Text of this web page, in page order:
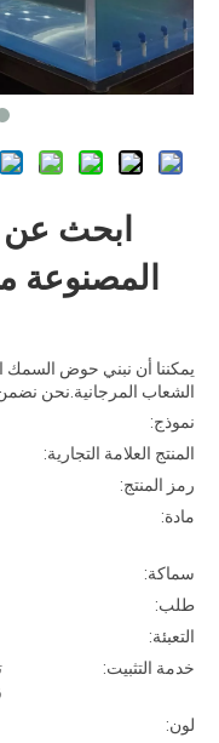
ابحث
المصنوعة
يمكننا أن نبني حوض السمك
الشعاب المرجانية.نحن
نموذج:
المنتج العلامة التجارية:
رمز المنتج:
مادة:
سماكة:
طلب:
التعبئة:
خدمة التثبيت:
لون: